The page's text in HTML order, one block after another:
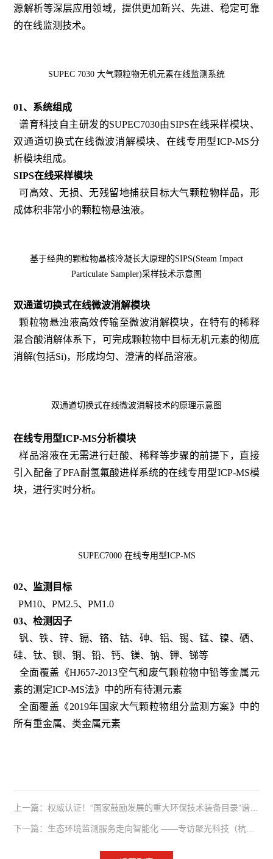
源解析等深层应用领域，提供更加新兴、先进、稳定可靠
的在线监测技术。
SUPEC 7030 大气颗粒物无机元素在线监测系统
01、系统组成
谱育科技自主研发的SUPEC7030由SIPS在线采样模块、
双通道切换式在线微波消解模块、在线专用型ICP-MS分
析模块组成。
SIPS在线采样模块
可高效、无损、无残留地捕获目标大气颗粒物样品，形
成体积非常小的颗粒物悬浊液。
基于经典的颗粒物晶核冷凝长大原理的SIPS(Steam Impact
Particulate Sampler)采样技术示意图
双通道切换式在线微波消解模块
颗粒物悬浊液高效传输至微波消解模块，在特有的稀释
混合酸消解体系下，可完成颗粒物中目标无机元素的彻底
消解(包括Si)，形成均匀、澄清的样品溶液。
双通道切换式在线微波消解技术的原理示意图
在线专用型ICP-MS分析模块
样品溶液在无需进行赶酸、稀释等步骤的前提下，直接
引入配备了PFA耐氢氟酸进样系统的在线专用型ICP-MS模
块，进行实时分析。
SUPEC7000 在线专用型ICP-MS
02、监测目标
PM10、PM2.5、PM1.0
03、检测因子
钒、铁、锌、镉、铬、钴、砷、铝、锡、锰、镍、硒、
硅、钛、钡、铜、铅、钙、镁、钠、钾、锑等
全面覆盖《HJ657-2013空气和废气颗粒物中铅等金属元
素的测定ICP-MS法》中的所有待测元素
全面覆盖《2019年国家大气颗粒物组分监测方案》中的
所有重金属、类金属元素